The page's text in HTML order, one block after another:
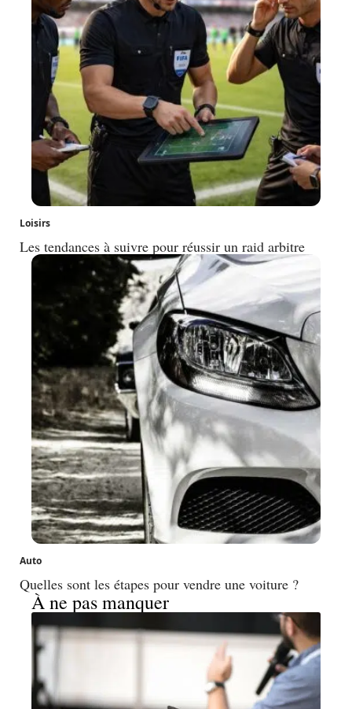
Loisirs
Les tendances à suivre pour réussir un raid arbitre
Auto
Quelles sont les étapes pour vendre une voiture ?
À ne pas manquer